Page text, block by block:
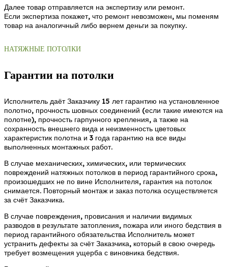
Далее товар отправляется на экспертизу или ремонт.
Если экспертиза покажет, что ремонт невозможен, мы поменям
товар на аналогичный либо вернем деньги за покупку.
НАТЯЖНЫЕ ПОТОЛКИ
Гарантии на потолки
Исполнитель даёт Заказчику 15 лет гарантию на установленное
полотно, прочность шовных соединений (если такие имеются на
полотне), прочность гарпунного крепления, а также на
сохранность внешнего вида и неизменность цветовых
характеристик полотна и 3 года гарантию на все виды
выполненных монтажных работ.
В случае механических, химических, или термических
повреждений натяжных потолков в период гарантийного срока,
произошедших не по вине Исполнителя, гарантия на потолок
снимается. Повторный монтаж и заказ потолка осуществляется
за счёт Заказчика.
В случае повреждения, провисания и наличии видимых
разводов в результате затопления, пожара или иного бедствия в
период гарантийного обязательства Исполнитель может
устранить дефекты за счёт Заказчика, который в свою очередь
требует возмещения ущерба с виновника бедствия.